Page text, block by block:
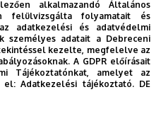
X. 09. 12:00
(Főépület, 3. emelet,
elérhetők
alkalmazandó Általános
felülvizsgálta folyamatait és
adatkezelési és adatvédelmi
személyes adatait a Debreceni
kezelte, megfelelve az
A GDPR előírásait
Tájékoztatónkat, amelyet az
el:Adatkezelési tájékoztató. DE